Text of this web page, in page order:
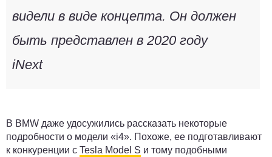
видели в виде концепта. Он должен
быть представлен в 2020 году
iNext
В BMW даже удосужились рассказать некоторые
подробности о модели «i4». Похоже, ее подготавливают
к конкуренции с Tesla Model S и тому подобными